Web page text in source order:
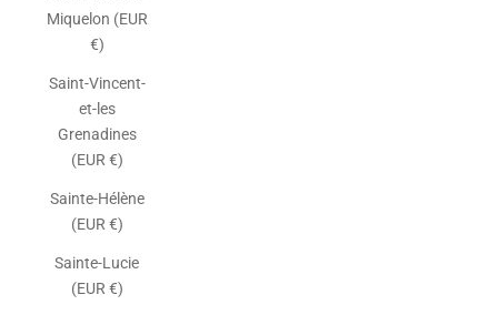
Miquelon (EUR
€)
Saint-Vincent-
et-les
Grenadines
(EUR €)
Sainte-Hélène
(EUR €)
Sainte-Lucie
(EUR €)